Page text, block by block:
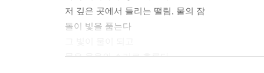
저 깊은 곳에서 들리는 떨림, 물의 잠
돌이 빛을 품는다
물은 울음의 소리로 흐른다